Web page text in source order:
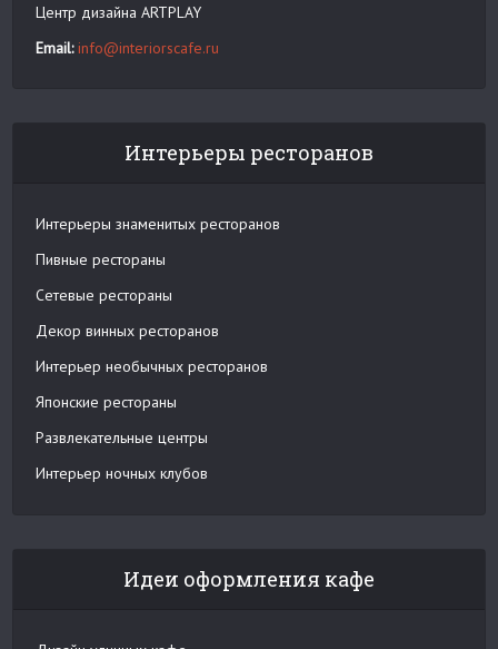
Центр дизайна ARTPLAY
Email: info@interiorscafe.ru
Интерьеры ресторанов
Интерьеры знаменитых ресторанов
Пивные рестораны
Сетевые рестораны
Декор винных ресторанов
Интерьер необычных ресторанов
Японские рестораны
Развлекательные центры
Интерьер ночных клубов
Идеи оформления кафе